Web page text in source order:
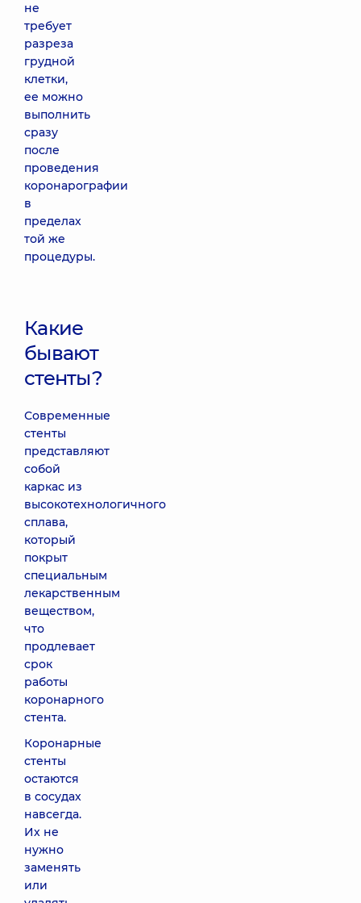
не
требует
разреза
грудной
клетки,
ее можно
выполнить
сразу
после
проведения
коронарографии
в
пределах
той же
процедуры.
Какие
бывают
стенты?
Современные
стенты
представляют
собой
каркас из
высокотехнологичного
сплава,
который
покрыт
специальным
лекарственным
веществом,
что
продлевает
срок
работы
коронарного
стента.
Коронарные
стенты
остаются
в сосудах
навсегда.
Их не
нужно
заменять
или